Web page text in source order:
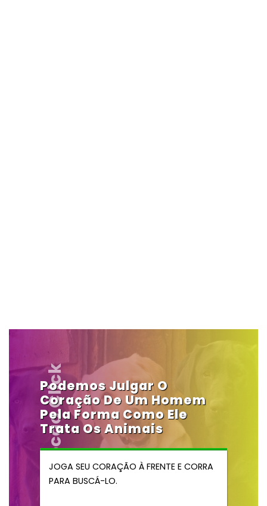
Vendocao.click
Podemos Julgar O
Coração De Um Homem
Pela Forma Como Ele
Trata Os Animais
JOGA SEU CORAÇÃO À FRENTE E CORRA
PARA BUSCÁ-LO.